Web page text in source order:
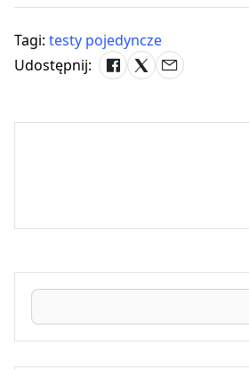
Tagi: testy pojedyncze
Udostępnij: